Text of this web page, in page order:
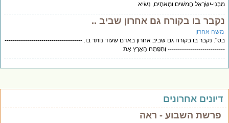
יִשְׂרָאֵל חֲמִשִּׁים וּמָאתָיִם, נְשִׂיא
בו בקורח גם אחרון שביב ..
אהרון
נקבר בו בקורח גם שביב אחרון באדם שעוד נותר בו. --------------------------------------
וַתִּפְתַּח הָאָרֶץ אֶת
אחרונים
פרשת השבוע - ראה